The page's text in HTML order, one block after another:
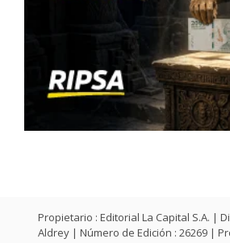
Propietario : Editorial La Capital S.A. |
Aldrey | Número de Edición : 26269 |